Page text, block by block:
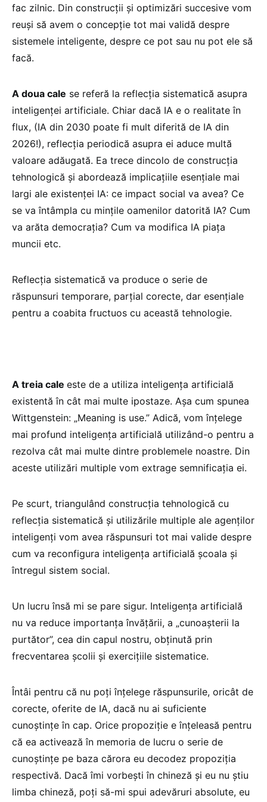
fac zilnic. Din construcții și optimizări succesive vom
reuși să avem o concepție tot mai validă despre
sistemele inteligente, despre ce pot sau nu pot ele să
facă.
A doua cale se referă la reflecția sistematică asupra
inteligenței artificiale. Chiar dacă IA e o realitate în
flux, (IA din 2030 poate fi mult diferită de IA din
2026!), reflecția periodică asupra ei aduce multă
valoare adăugată. Ea trece dincolo de construcția
tehnologică și abordează implicațiile esențiale mai
largi ale existenței IA: ce impact social va avea? Ce
se va întâmpla cu mințile oamenilor datorită IA? Cum
va arăta democrația? Cum va modifica IA piața
muncii etc.
Reflecția sistematică va produce o serie de
răspunsuri temporare, parțial corecte, dar esențiale
pentru a coabita fructuos cu această tehnologie.
A treia cale este de a utiliza inteligența artificială
existentă în cât mai multe ipostaze. Așa cum spunea
Wittgenstein: „Meaning is use.” Adică, vom înțelege
mai profund inteligența artificială utilizând-o pentru a
rezolva cât mai multe dintre problemele noastre. Din
aceste utilizări multiple vom extrage semnificația ei.
Pe scurt, triangulând construcția tehnologică cu
reflecția sistematică și utilizările multiple ale agenților
inteligenți vom avea răspunsuri tot mai valide despre
cum va reconfigura inteligența artificială școala și
întregul sistem social.
Un lucru însă mi se pare sigur. Inteligența artificială
nu va reduce importanța învățării, a „cunoașterii la
purtător”, cea din capul nostru, obținută prin
frecventarea școlii și exercițiile sistematice.
Întâi pentru că nu poți înțelege răspunsurile, oricât de
corecte, oferite de IA, dacă nu ai suficiente
cunoștințe în cap. Orice propoziție e înțeleasă pentru
că ea activează în memoria de lucru o serie de
cunoștințe pe baza cărora eu decodez propoziția
respectivă. Dacă îmi vorbești în chineză și eu nu știu
limba chineză, poți să-mi spui adevăruri absolute, eu